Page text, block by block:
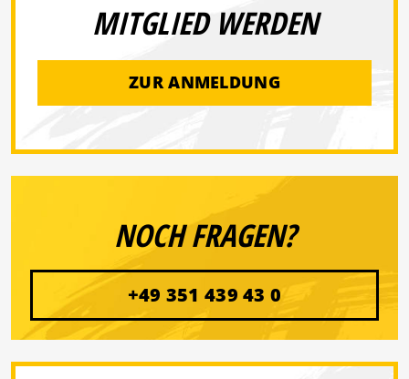
MITGLIED WERDEN
ZUR ANMELDUNG
NOCH FRAGEN?
+49 351 439 43 0